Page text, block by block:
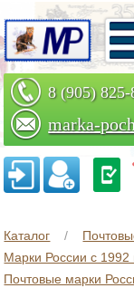
8 (905)
marka-
Каталог
Марки России с 1992
Почтовые марки